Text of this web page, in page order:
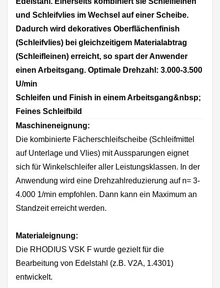
und Schleifvlies im Wechsel auf einer Scheibe.
Dadurch wird dekoratives Oberflächenfinish
(Schleifvlies) bei gleichzeitigem Materialabtrag
(Schleifleinen) erreicht, so spart der Anwender
einen Arbeitsgang. Optimale Drehzahl: 3.000-3.500
U/min
Schleifen und Finish in einem Arbeitsgang&nbsp;
Feines Schleifbild
Maschineneignung:
Die kombinierte Fächerschleifscheibe (Schleifmittel
auf Unterlage und Vlies) mit Aussparungen eignet
sich für Winkelschleifer aller Leistungsklassen. In der
Anwendung wird eine Drehzahlreduzierung auf n= 3-
4.000 1/min empfohlen. Dann kann ein Maximum an
Standzeit erreicht werden.
Materialeignung:
Die RHODIUS VSK F wurde gezielt für die
Bearbeitung von Edelstahl (z.B. V2A, 1.4301)
entwickelt.